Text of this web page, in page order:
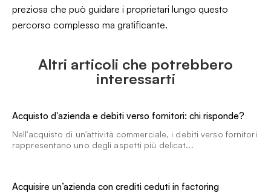
preziosa che può guidare i proprietari lungo questo
percorso complesso ma gratificante.
Altri articoli che potrebbero
interessarti
Acquisto d'azienda e debiti verso fornitori: chi risponde?
Nell'acquisto di un'attività commerciale, i debiti verso fornitori
rappresentano uno degli aspetti più delicat...
Acquisire un’azienda con crediti ceduti in factoring